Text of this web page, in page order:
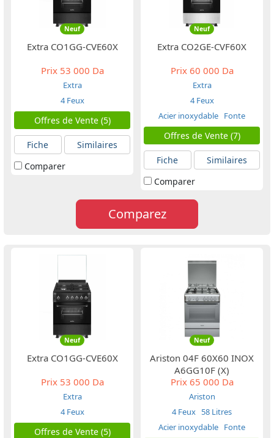
Neuf
Extra CO1GG-CVE60X
Prix53 000 Da
Extra
4 Feux
Offres de Vente (5)
Fiche
Similaires
Comparer
Neuf
Extra CO2GE-CVF60X
Prix60 000 Da
Extra
4 Feux
Acier inoxydable Fonte
Offres de Vente (7)
Fiche
Similaires
Comparer
Comparez
Neuf
Extra CO1GG-CVE60X
Prix53 000 Da
Extra
4 Feux
Offres de Vente (5)
Neuf
Ariston 04F 60X60 INOX
A6GG10F (X)
Prix65 000 Da
Ariston
4 Feux 58 Litres
Acier inoxydable Fonte